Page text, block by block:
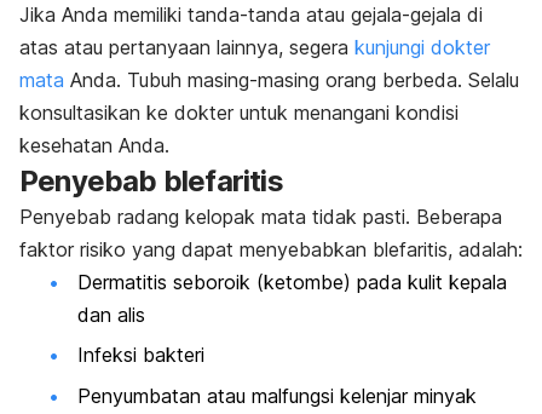
Jika Anda memiliki tanda-tanda atau gejala-gejala di
atas atau pertanyaan lainnya, segera kunjungi dokter
mata Anda. Tubuh masing-masing orang berbeda. Selalu
konsultasikan ke dokter untuk menangani kondisi
kesehatan Anda.
Penyebab blefaritis
Penyebab radang kelopak mata tidak pasti. Beberapa
faktor risiko yang dapat menyebabkan blefaritis, adalah:
Dermatitis seboroik (ketombe) pada kulit kepala
dan alis
Infeksi bakteri
Penyumbatan atau malfungsi kelenjar minyak